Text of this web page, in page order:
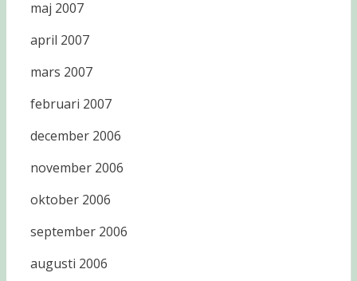
maj 2007
april 2007
mars 2007
februari 2007
december 2006
november 2006
oktober 2006
september 2006
augusti 2006